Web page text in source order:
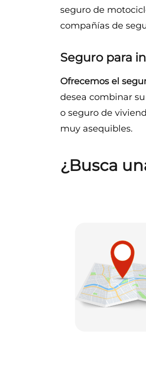
seguro de
compañías de
Seguro para
Ofrecemos el
desea combinar
o seguro de
muy asequibles.
¿Busca